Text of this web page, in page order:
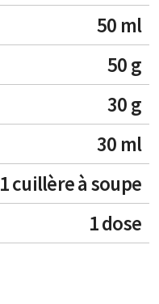
50 ml
50 g
30 g
30 ml
1 cuillère à soupe
1 dose